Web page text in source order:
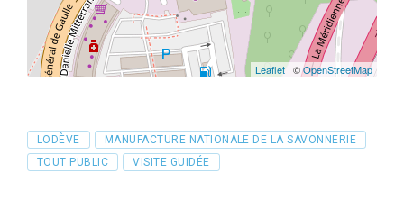
Leaflet | ©OpenStreetMap
Tags
LODÈVE
MANUFACTURE NATIONALE DE LA SAVONNERIE
TOUT PUBLIC
VISITE GUIDÉE